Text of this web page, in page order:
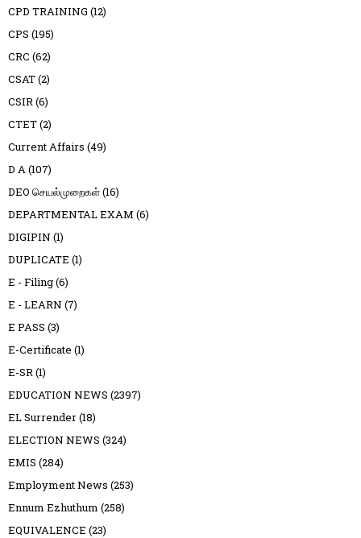
CPD TRAINING (12)
CPS (195)
CRC (62)
CSAT(2)
CSIR(6)
CTET(2)
Current Affairs (49)
D A(107)
DEO செயல்முறைகள்(16)
DEPARTMENTAL EXAM (6)
DIGIPIN (1)
DUPLICATE (1)
E - Filing(6)
E - LEARN (7)
E PASS (3)
E-Certificate (1)
E-SR(1)
EDUCATION NEWS (2397)
EL Surrender(18)
ELECTION NEWS (324)
EMIS (284)
Employment News (253)
Ennum Ezhuthum (258)
EQUIVALENCE (23)